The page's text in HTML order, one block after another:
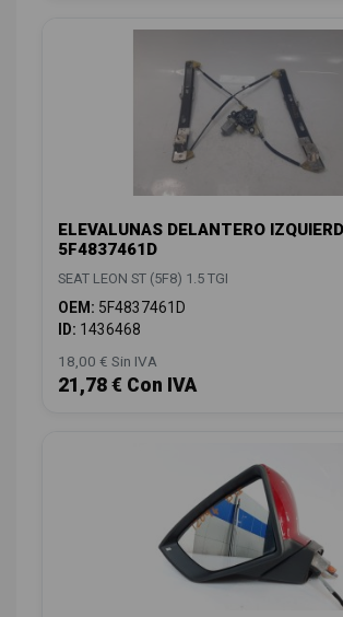
ELEVALUNAS DELANTERO
5F4837461D
SEAT LEON ST (5F8) 1.5 TGI
OEM: 5F4837461D
ID: 1436468
18,00 € Sin IVA
21,78 € Con IVA